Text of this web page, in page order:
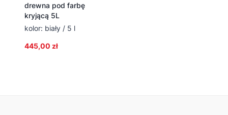
drewna pod farbę
kryjącą 5L
kolor: biały / 5 l
445,00 zł